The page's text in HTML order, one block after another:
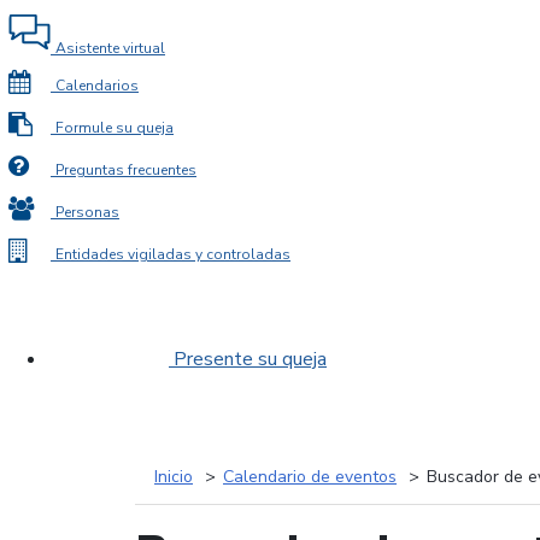
Asistente virtual
Calendarios
Formule su queja
Preguntas frecuentes
Personas
Entidades vigiladas y controladas
Presente su queja
Inicio Calendario de eventos Buscador de